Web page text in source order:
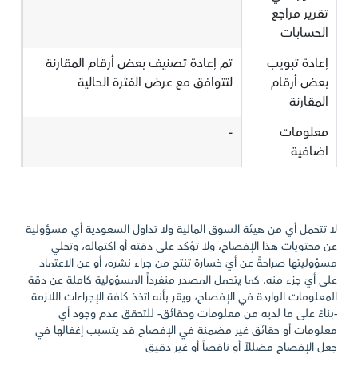
تقرير مراجع
الحسابات
إعادة تبويب
بعض أرقام
المقارنة
تم إعادة تصنيف بعض أرقام المقارنة
لتتوافق مع عرض الفترة الحالية
معلومات
اضافية
-
لا تتحمل أي من هيئة السوق المالية ولا تداول السعودية أي مسؤولية
عن محتويات هذا الإفصاح، ولا تؤكد على دقته أو اكتماله، وتخلي
مسؤوليتها صراحةً عن أيّ خسارة تنتج من جراء نشره، أو عن الاعتماد
على أيّ جزء منه. كما يتحمل المصدر منفرداً المسؤولية كاملة عن دقة
المعلومات الواردة في الإفصاح، ويقر بأنه اتخذ كافة الإجراءات اللازمة
-بناءً على ما لديه من معلومات وحقائق- للتحقق عدم وجود أي
معلومات أو حقائق غير مضمنة في الإفصاح قد يتسبب إغفالها في
جعل الإفصاح مضللاً أو ناقصاً أو غير دقيق